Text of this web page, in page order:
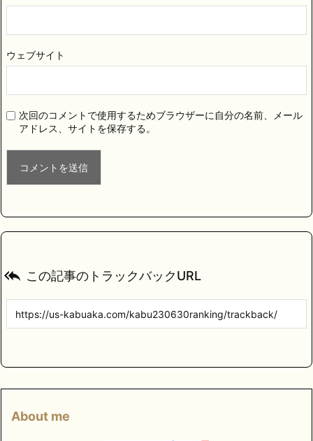
ウェブサイト
次回のコメントで使用するためブラウザーに自分の名前、メール
アドレス、サイトを保存する。
 この記事のトラックバックURL
About me